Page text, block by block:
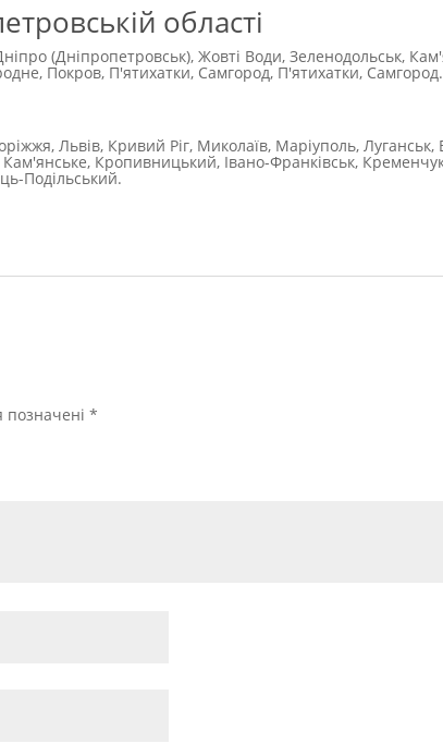
області
(Дніпропетровськ), Жовті Води, Зеленодольськ,
Покров, П'ятихатки, Самгород, П'ятихатки, Самгород.
Львів, Кривий Ріг, Миколаїв, Маріуполь,
Кропивницький, Івано-Франківськ,
Подільський.
позначені *